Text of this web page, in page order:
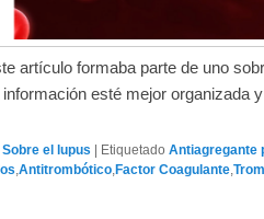
artículo formaba parte de uno
información esté mejor organizada
Sobre el lupus Etiquetado Antiagregante
,Antitrombótico,Factor Coagulante,